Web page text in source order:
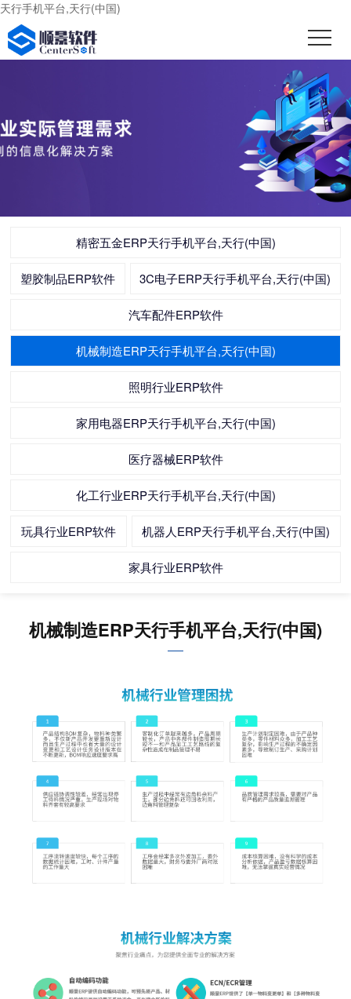
天行手机平台,天行(中国)
精密五金ERP天行手机平台,天行(中国)
塑胶制品ERP软件 3C电子ERP天行手机平台,天行(中国)
汽车配件ERP软件
机械制造ERP天行手机平台,天行(中国)
照明行业ERP软件
家用电器ERP天行手机平台,天行(中国)
医疗器械ERP软件
化工行业ERP天行手机平台,天行(中国)
玩具行业ERP软件 机器人ERP天行手机平台,天行(中国)
家具行业ERP软件
机械制造ERP天行手机平台,天行(中国)